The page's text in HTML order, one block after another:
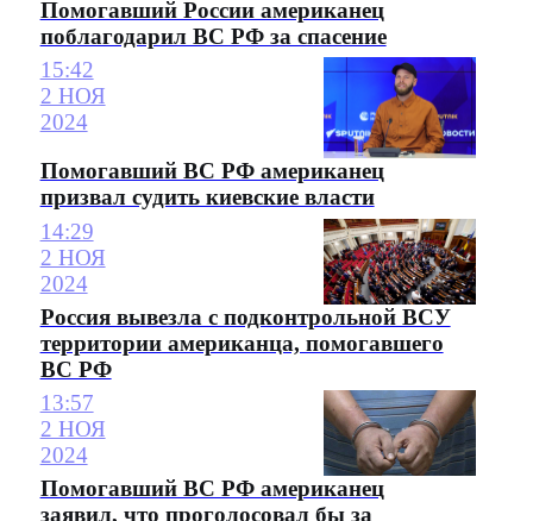
Помогавший России американец
поблагодарил ВС РФ за спасение
15:42
2 НОЯ
2024
Помогавший ВС РФ американец
призвал судить киевские власти
14:29
2 НОЯ
2024
Россия вывезла с подконтрольной ВСУ
территории американца, помогавшего
ВС РФ
13:57
2 НОЯ
2024
Помогавший ВС РФ американец
заявил, что проголосовал бы за